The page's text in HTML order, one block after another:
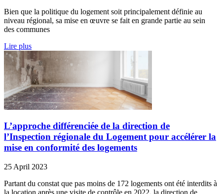
Bien que la politique du logement soit principalement définie au
niveau régional, sa mise en œuvre se fait en grande partie au sein
des communes
Lire plus
L’approche différenciée de la direction de
l’Inspection régionale du Logement pour accélérer la
mise en conformité des logements
25 April 2023
Partant du constat que pas moins de 172 logements ont été interdits à
la location après une visite de contrôle en 2022, la direction de